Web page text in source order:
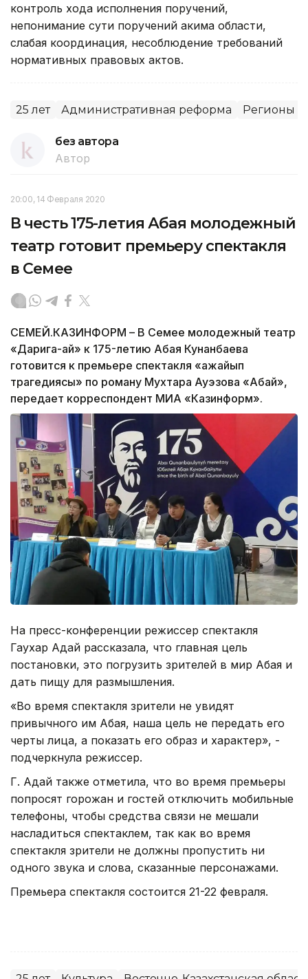
контроль хода исполнения поручений,
непонимание сути поручений акима области,
слабая координация, несоблюдение требований
нормативных правовых актов.
25 лет Административная реформа Регионы
без автора
Автор
20:00, 14 Февраля 2020
В честь 175-летия Абая молодежный
театр готовит премьеру спектакля
в Семее
СЕМЕЙ.КАЗИНФОРМ – В Семее молодежный театр
«Дарига-ай» к 175-летию Абая Кунанбаева
готовится к премьере спектакля «Ғажайып
трагедиясы» по роману Мухтара Ауэзова «Абай»,
передает корреспондент МИА «Казинформ».
На пресс-конференции режиссер спектакля
Гаухар Адай рассказала, что главная цель
постановки, это погрузить зрителей в мир Абая и
дать пищу для размышления.
«Во время спектакля зрители не увидят
привычного им Абая, наша цель не передать его
черты лица, а показать его образ и характер», -
подчеркнула режиссер.
Г. Адай также отметила, что во время премьеры
попросят горожан и гостей отключить мобильные
телефоны, чтобы средства связи не мешали
насладиться спектаклем, так как во время
спектакля зрители не должны пропустить ни
одного звука и слова, сказанные персонажами.
Премьера спектакля состоится 21-22 февраля.